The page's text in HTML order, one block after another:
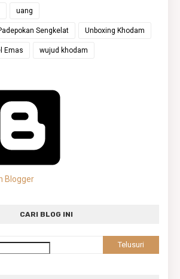
uang
Sengkelat Unboxing Khodam
Emas wujud khodam
Blogger
CARI BLOG INI